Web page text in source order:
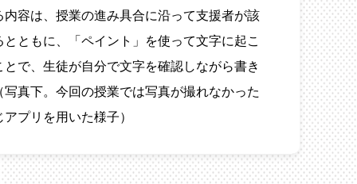
容は、授業の進み具合に沿って支援者が該
ともに、「ペイント」を使って文字に起こ
で、生徒が自分で文字を確認しながら書き
真下。今回の授業では写真が撮れなかった
プリを用いた様子）